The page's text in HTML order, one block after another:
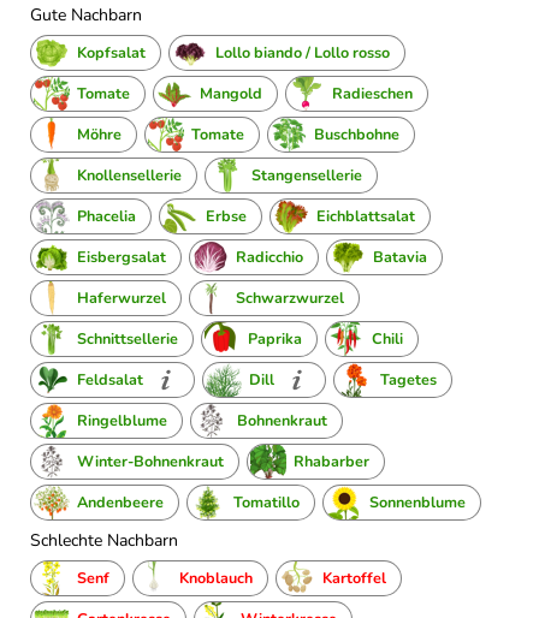
Gute Nachbarn
Kopfsalat
Lollo biando / Lollo rosso
Tomate
Mangold
Radieschen
Möhre
Tomate
Buschbohne
Knollensellerie
Stangensellerie
Phacelia
Erbse
Eichblattsalat
Eisbergsalat
Radicchio
Batavia
Haferwurzel
Schwarzwurzel
Schnittsellerie
Paprika
Chili
Feldsalat
Dill
Tagetes
Ringelblume
Bohnenkraut
Winter-Bohnenkraut
Rhabarber
Andenbeere
Tomatillo Sonnenblume
Schlechte Nachbarn
Senf Knoblauch
Kartoffel